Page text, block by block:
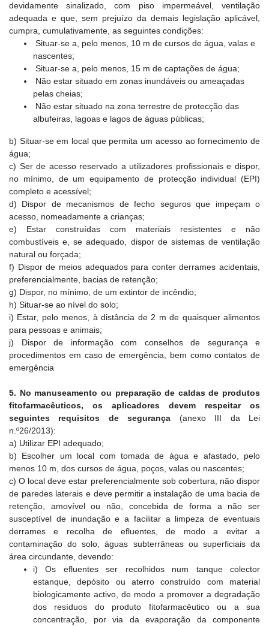
devidamente sinalizado, com piso impermeável, ventilação
adequada e que, sem prejuízo da demais legislação aplicável,
cumpra, cumulativamente, as seguintes condições:
Situar-se a, pelo menos, 10 m de cursos de água, valas e
nascentes;
Situar-se a, pelo menos, 15 m de captações de água;
Não estar situado em zonas inundáveis ou ameaçadas
pelas cheias;
Não estar situado na zona terrestre de protecção das
albufeiras, lagoas e lagos de águas públicas;
b) Situar-se em local que permita um acesso ao fornecimento de
água;
c) Ser de acesso reservado a utilizadores profissionais e dispor,
no mínimo, de um equipamento de protecção individual (EPI)
completo e acessível;
d) Dispor de mecanismos de fecho seguros que impeçam o
acesso, nomeadamente a crianças;
e) Estar construídas com materiais resistentes e não
combustíveis e, se adequado, dispor de sistemas de ventilação
natural ou forçada;
f) Dispor de meios adequados para conter derrames acidentais,
preferencialmente, bacias de retenção;
g) Dispor, no mínimo, de um extintor de incêndio;
h) Situar-se ao nível do solo;
i) Estar, pelo menos, à distância de 2 m de quaisquer alimentos
para pessoas e animais;
j) Dispor de informação com conselhos de segurança e
procedimentos em caso de emergência, bem como contatos de
emergência
5. No manuseamento ou preparação de caldas de produtos
fitofarmacêuticos, os aplicadores devem respeitar os
seguintes requisitos de segurança (anexo III da Lei
n.º26/2013):
a) Utilizar EPI adequado;
b) Escolher um local com tomada de água e afastado, pelo
menos 10 m, dos cursos de água, poços, valas ou nascentes;
c) O local deve estar preferencialmente sob cobertura, não dispor
de paredes laterais e deve permitir a instalação de uma bacia de
retenção, amovível ou não, concebida de forma a não ser
susceptível de inundação e a facilitar a limpeza de eventuais
derrames e recolha de efluentes, de modo a evitar a
contaminação do solo, águas subterrâneas ou superficiais da
área circundante, devendo:
i) Os efluentes ser recolhidos num tanque colector
estanque, depósito ou aterro construído com material
biologicamente activo, de modo a promover a degradação
dos resíduos do produto fitofarmacêutico ou a sua
concentração, por via da evaporação da componente